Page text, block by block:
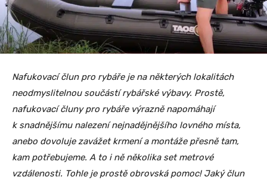
Nafukovací člun pro rybáře je na některých lokalitách
neodmyslitelnou součástí rybářské výbavy. Prostě,
nafukovací čluny pro rybáře výrazně napomáhají
k snadnějšímu nalezení nejnadějnějšího lovného místa,
anebo dovoluje zavážet krmení a montáže přesně tam,
kam potřebujeme. A to i ně několika set metrové
vzdálenosti. Tohle je prostě obrovská pomoc! Jaký člun